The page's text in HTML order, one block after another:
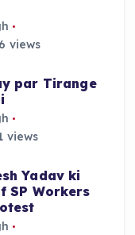
views
par Tirange
views
Yadav ki
SP Workers